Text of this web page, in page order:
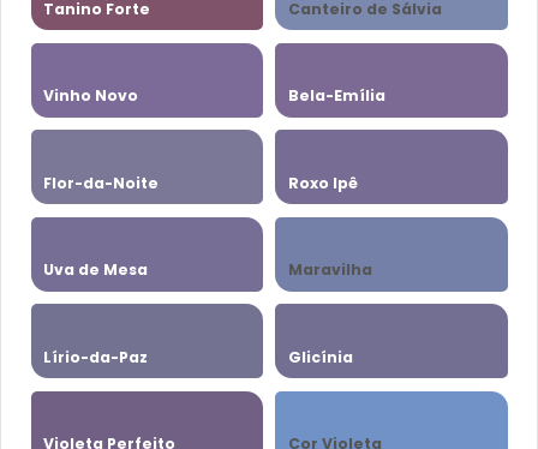
Tanino Forte Canteiro de Sálvia
Vinho Novo Bela-Emília
Flor-da-Noite Roxo Ipê
Uva de Mesa Maravilha
Lírio-da-Paz Glicínia
Violeta Perfeito Cor Violeta